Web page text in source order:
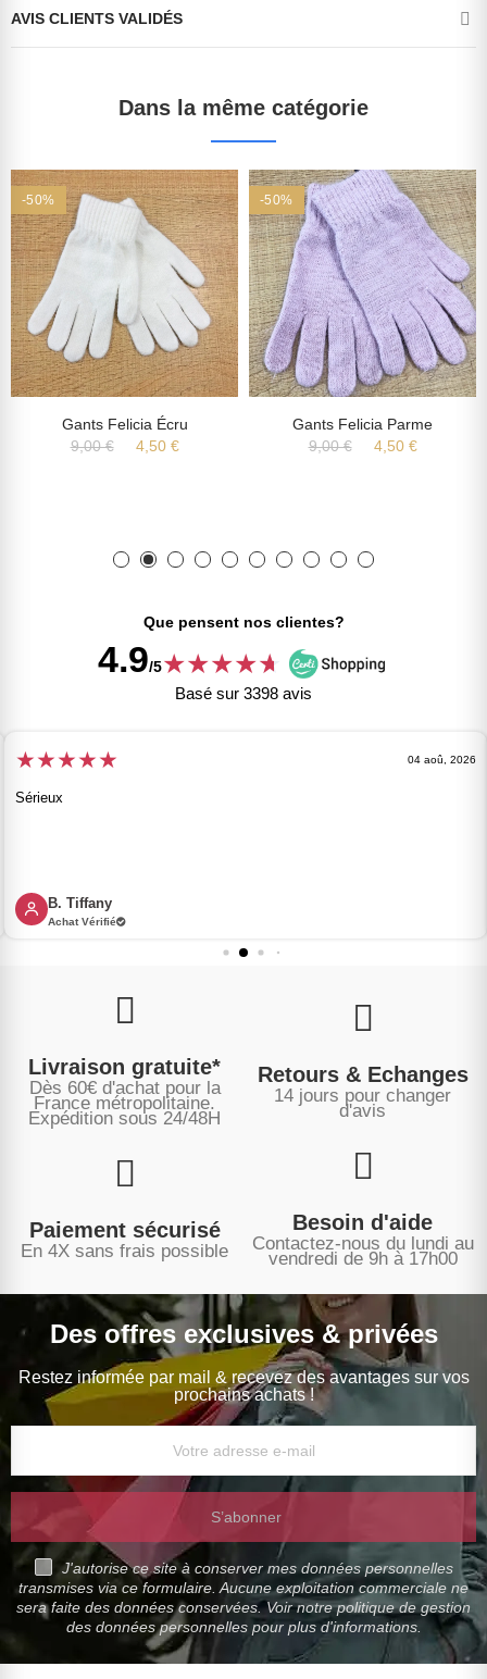
AVIS CLIENTS VALIDÉS
Dans la même catégorie
-50%
Gants Felicia Écru
9,00 €
4,50 €
-50%
Gants Felicia Parme
9,00 €
4,50 €
Que pensent nos clientes?
4.9/5★★★★★
★
Basé sur 3398 avis
★★★★★ 04 aoû, 2026
Sérieux
B. Tiffany
Achat Vérifié
Livraison gratuite*
Dès 60€ d'achat pour la
France métropolitaine.
Expédition sous 24/48H
Retours & Echanges
14 jours pour changer
d'avis
Paiement sécurisé
En 4X sans frais possible
Besoin d'aide
Contactez-nous du lundi au
vendredi de 9h à 17h00
Des offres exclusives & privées
Restez informée par mail & recevez des avantages sur vos
prochains achats !
S’abonner
J'autorise ce site à conserver mes données personnelles
transmises via ce formulaire. Aucune exploitation commerciale ne
sera faite des données conservées. Voir notre politique de gestion
des données personnelles pour plus d'informations.